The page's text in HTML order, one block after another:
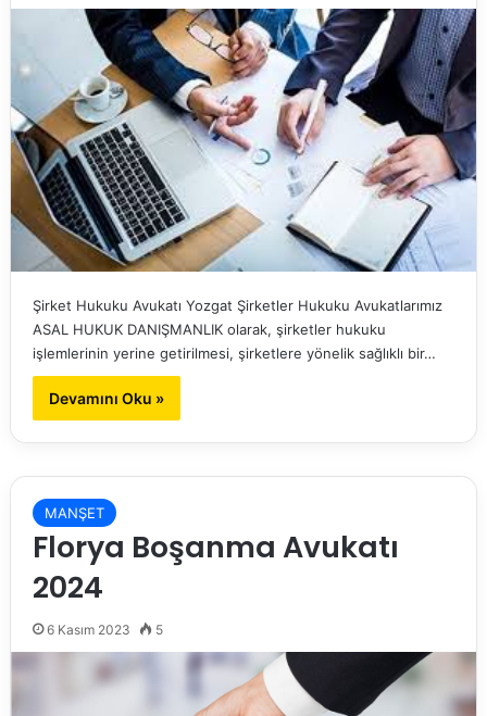
Şirket Hukuku Avukatı Yozgat Şirketler Hukuku Avukatlarımız
ASAL HUKUK DANIŞMANLIK olarak, şirketler hukuku
işlemlerinin yerine getirilmesi, şirketlere yönelik sağlıklı bir…
Devamını Oku »
MANŞET
Florya Boşanma Avukatı
2024
6 Kasım 2023 5